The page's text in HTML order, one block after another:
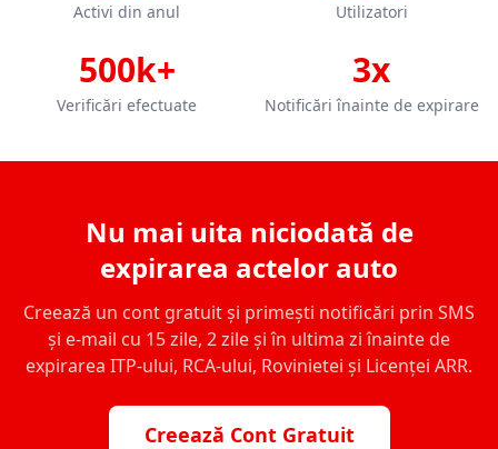
Activi din anul Utilizatori
500k+
Verificări efectuate
3x
Notificări înainte de expirare
Nu mai uita niciodată de
expirarea actelor auto
Creează un cont gratuit și primești notificări prin SMS
și e-mail cu 15 zile, 2 zile și în ultima zi înainte de
expirarea ITP-ului, RCA-ului, Rovinietei și Licenței ARR.
Creează Cont Gratuit